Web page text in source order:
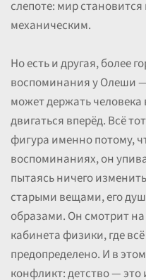
слепоте: мир
механическим.
Но есть и другая, более
воспоминания у Олеши
может держать
двигаться вперёд. Всё
фигура именно потому,
воспоминаниях, он
пытаясь ничего
старыми вещами, его
образами. Он смотрит
кабинета физики, где
предопределено. И в
конфликт: детство —